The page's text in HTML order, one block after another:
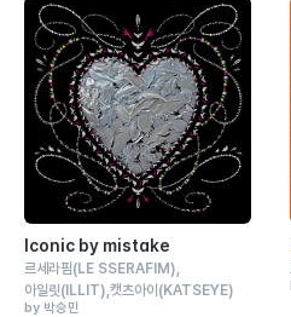
Iconic by mistake
르세라핌(LE SSERAFIM)
아일릿(ILLIT) 캣츠아이 (KATSEYE)
by 박승민